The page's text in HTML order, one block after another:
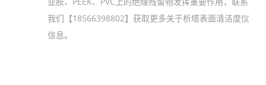
我们【18566398802】获取更多关于析塔表面清洁度仪
信息。